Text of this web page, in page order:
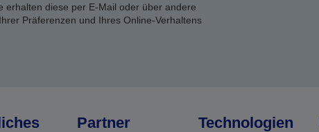
erhalten diese per E-Mail oder über andere
Präferenzen und Ihres Online-Verhaltens
Partner Technologien